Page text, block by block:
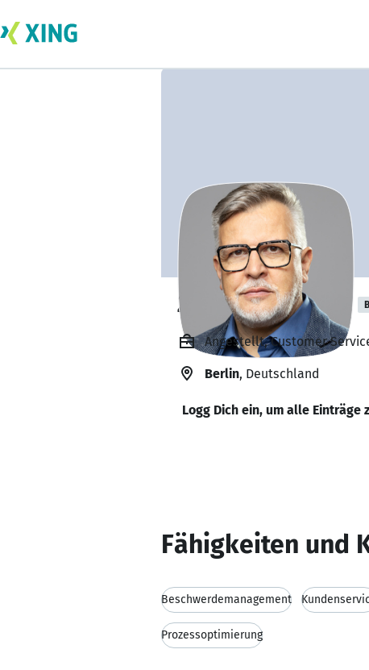
Zeljko Protulipac
Angestellt, Customer
Berlin, Deutschland
Logg Dich ein, um alle Einträge
Fähigkeiten und
Beschwerdemanagement
Prozessoptimierung